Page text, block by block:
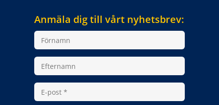
Anmäla dig till vårt nyhetsbrev: